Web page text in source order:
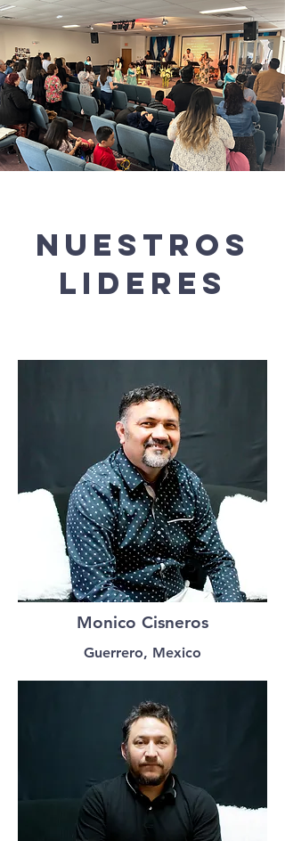
NUESTROS
LIDERES
Monico Cisneros
Guerrero, Mexico